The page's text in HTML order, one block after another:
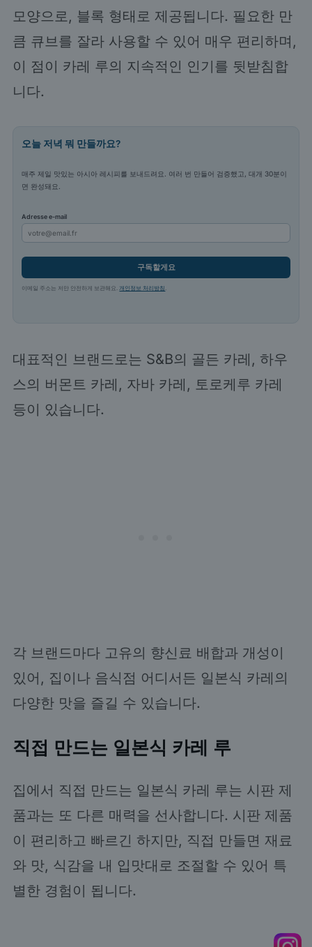
모양으로, 블록 형태로 제공됩니다. 필요한 만
큼 큐브를 잘라 사용할 수 있어 매우 편리하며,
이 점이 카레 루의 지속적인 인기를 뒷받침합
니다.
오늘 저녁 뭐 만들까요?
매주 제일 맛있는 아시아 레시피를 보내드려요. 여러 번 만들어 검증했고, 대개 30분이
면 완성돼요.
Adresse e-mail
구독할게요
이메일 주소는 저만 안전하게 보관해요.개인정보 처리방침 .
대표적인 브랜드로는 S&B의 골든 카레, 하우
스의 버몬트 카레, 자바 카레, 토로케루 카레
등이 있습니다.
각 브랜드마다 고유의 향신료 배합과 개성이
있어, 집이나 음식점 어디서든 일본식 카레의
다양한 맛을 즐길 수 있습니다.
직접 만드는 일본식 카레 루
집에서 직접 만드는 일본식 카레 루는 시판 제
품과는 또 다른 매력을 선사합니다. 시판 제품
이 편리하고 빠르긴 하지만, 직접 만들면 재료
와 맛, 식감을 내 입맛대로 조절할 수 있어 특
별한 경험이 됩니다.